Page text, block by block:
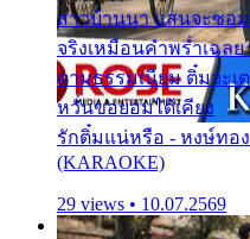
สาวบ้านนา แสนจะซอ
จริงเหมือนคำพร่ำเฉล
ตามธรรมเนียม ติ๋มจะเ
หวั่นขอยอมได้เคียง
รักติ๋มแน่หรือ - หงษ์ทอ
(KARAOKE)
29 views • 10.07.2569